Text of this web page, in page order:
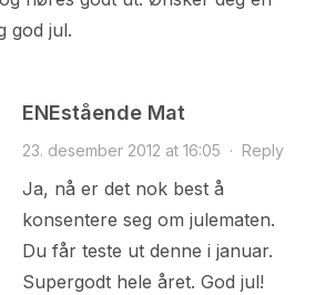
god jul.
ENEstående Mat
23. desember 2012 at 16:05 · Reply
Ja, nå er det nok best å
konsentere seg om julematen.
Du får teste ut denne i januar.
Supergodt hele året. God jul!